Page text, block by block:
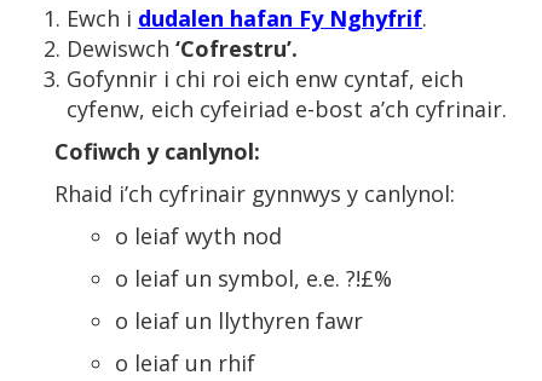
Ewch i dudalen hafan Fy Nghyfrif.
Dewiswch ‘Cofrestru’.
Gofynnir i chi roi eich enw cyntaf, eich
cyfenw, eich cyfeiriad e-bost a’ch cyfrinair.
Cofiwch y canlynol:
Rhaid i’ch cyfrinair gynnwys y canlynol:
o leiaf wyth nod
o leiaf un symbol, e.e. ?!£%
o leiaf un llythyren fawr
o leiaf un rhif